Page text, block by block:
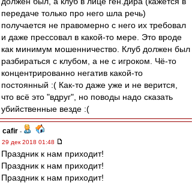
передаче только про него шла речь)
получается не правомерно с него их требовал
и даже прессовал в какой-то мере. Это вроде
как минимум мошенничество. Клуб должен был
разбираться с клубом, а не с игроком. Чё-то
концентрированно негатив какой-то
постоянный :( Как-то даже уже и не верится,
что всё это "вдруг", но поводы надо сказать
убийственные везде :(
cafir -
29 дек 2018 01:48
Праздник к нам приходит!
Праздник к нам приходит!
Праздник к нам приходит!